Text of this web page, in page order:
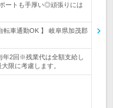
ートも手厚い◎頑張りには
転車通勤OK 】 岐阜県加茂郡
年2回※残業代は全額支給し
限に考慮します。